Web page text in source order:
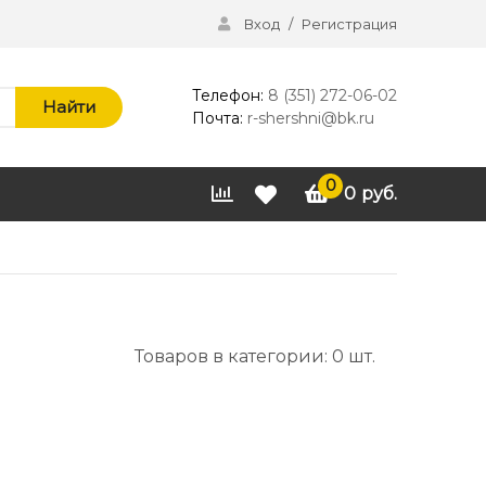
Вход / Регистрация
Найти
Телефон: 8 (351) 272-06-02
Почта: r-shershni@bk.ru
0 0 руб.
Товаров в категории: 0 шт.